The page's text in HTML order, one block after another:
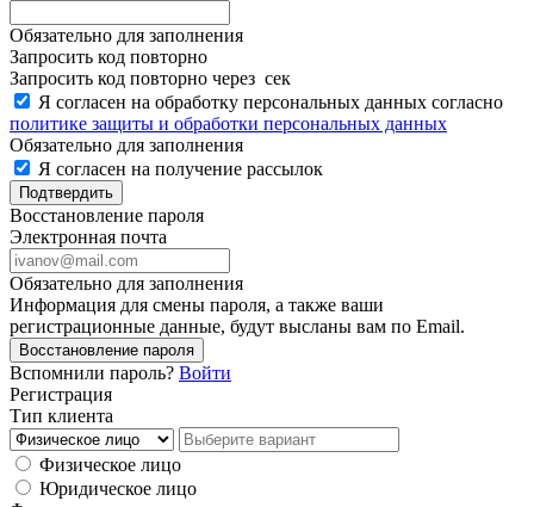
Обязательно для заполнения
Запросить код повторно
Запросить код повторно через сек
Я согласен на обработку персональных данных согласно
политике защиты и обработки персональных данных
Обязательно для заполнения
Я согласен на получение рассылок
Подтвердить
Восстановление пароля
Электронная почта
Обязательно для заполнения
Информация для смены пароля, а также ваши
регистрационные данные, будут высланы вам по Email.
Восстановление пароля
Вспомнили пароль? Войти
Регистрация
Тип клиента
Физическое лицо
Юридическое лицо